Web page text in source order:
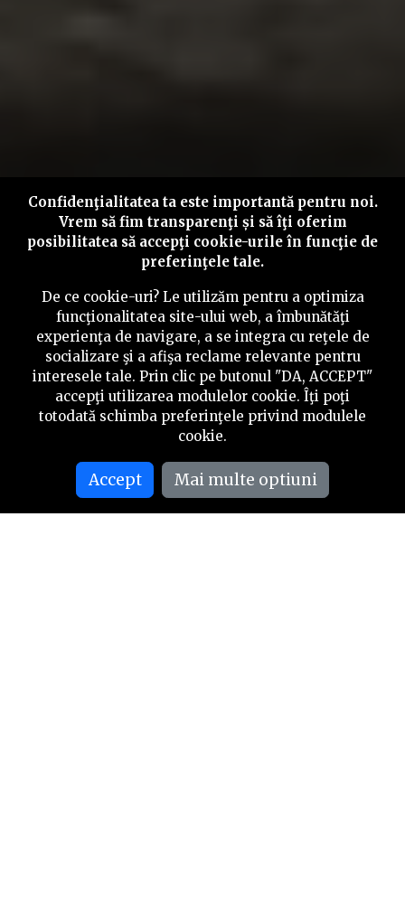
Confidenţialitatea ta este importantă pentru noi.
Vrem să fim transparenţi și să îţi oferim
posibilitatea să accepţi cookie-urile în funcţie de
preferinţele tale.
De ce cookie-uri? Le utilizăm pentru a optimiza
funcţionalitatea site-ului web, a îmbunătăţi
experienţa de navigare, a se integra cu reţele de
socializare şi a afişa reclame relevante pentru
interesele tale. Prin clic pe butonul "DA, ACCEPT"
accepţi utilizarea modulelor cookie. Îţi poţi
totodată schimba preferinţele privind modulele
cookie.
Accept Mai multe optiuni